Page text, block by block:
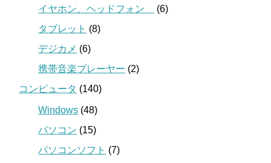
イヤホン、ヘッドフォン
(6)
タブレット (8)
デジカメ (6)
携帯音楽プレーヤー (2)
コンピュータ (140)
Windows (48)
パソコン (15)
パソコンソフト (7)